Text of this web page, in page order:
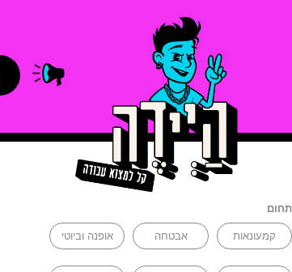
תחום
קמעונאות אבטחה אופנה וביוטי